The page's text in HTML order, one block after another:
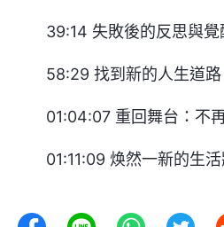
39:14 失敗後的反思與覺
58:29 找到新的人生道路
01:04:07 重回舞台：不
01:11:09 焕然一新的生